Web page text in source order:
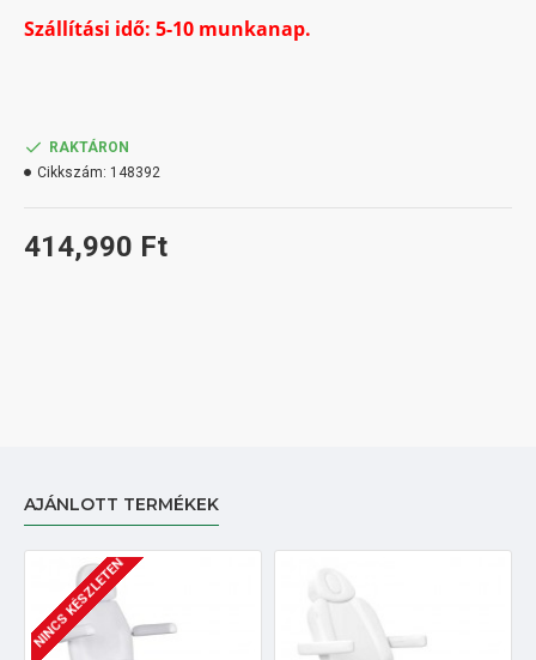
Szállítási idő: 5-10 munkanap.
414,990 Ft
RAKTÁRON
Cikkszám: 148392
AJÁNLOTT TERMÉKEK
NINCS KÉSZLETEN